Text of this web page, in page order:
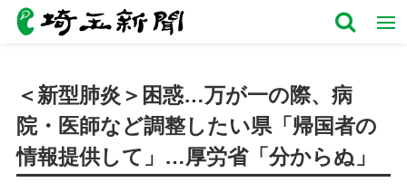
＜新型肺炎＞困惑…万が一の際、病
院・医師など調整したい県「帰国者の
情報提供して」…厚労省「分からぬ」